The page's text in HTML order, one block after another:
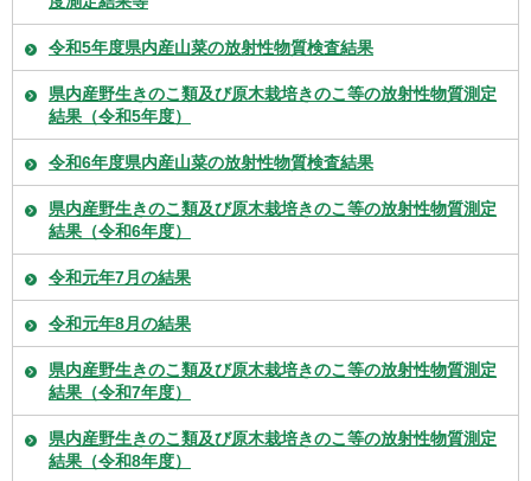
令和5年度県内産山菜の放射性物質検査結果
県内産野生きのこ類及び原木栽培きのこ等の放射性物質測定
結果（令和5年度）
令和6年度県内産山菜の放射性物質検査結果
県内産野生きのこ類及び原木栽培きのこ等の放射性物質測定
結果（令和6年度）
令和元年7月の結果
令和元年8月の結果
県内産野生きのこ類及び原木栽培きのこ等の放射性物質測定
結果（令和7年度）
県内産野生きのこ類及び原木栽培きのこ等の放射性物質測定
結果（令和8年度）